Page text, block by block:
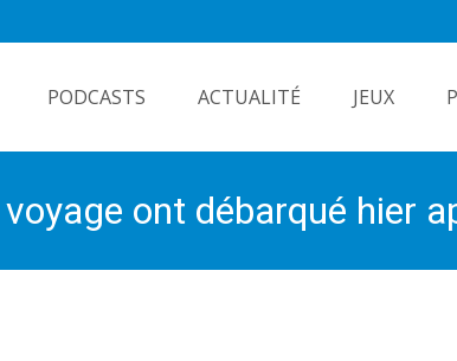
PODCASTS ACTUALITÉ JEUX
ont débarqué hier